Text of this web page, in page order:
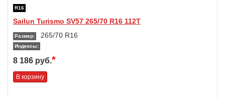
R16
Sailun Turismo SV57 265/70 R16 112T
Размер: 265/70 R16
Индексы:
8 186 руб.*
В корзину